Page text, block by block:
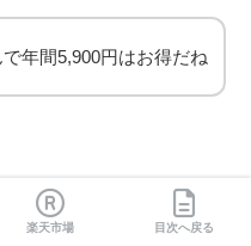
年間5,900円はお得だね
楽天市場 目次へ戻る